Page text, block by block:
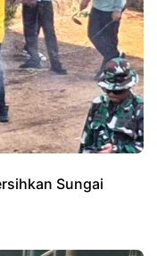
Sungai